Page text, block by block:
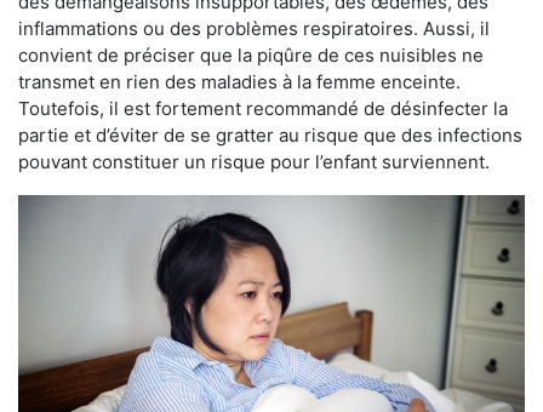
inflammations ou des problèmes respiratoires. Aussi, il
convient de préciser que la piqûre de ces nuisibles ne
transmet en rien des maladies à la femme enceinte.
Toutefois, il est fortement recommandé de désinfecter la
partie et d’éviter de se gratter au risque que des infections
pouvant constituer un risque pour l’enfant surviennent.